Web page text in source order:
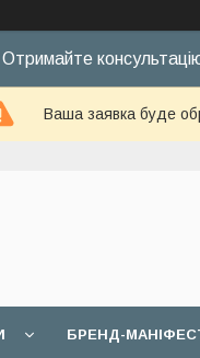
Отримайте
Ваша заявка буде
БРЕНД-